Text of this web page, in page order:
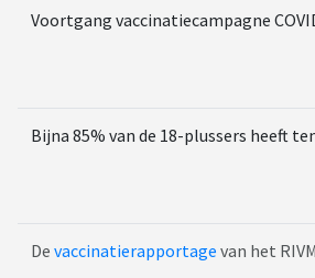
Voortgang vaccinatiecampagne
Bijna 85% van de 18-plussers heeft
De vaccinatierapportage van het